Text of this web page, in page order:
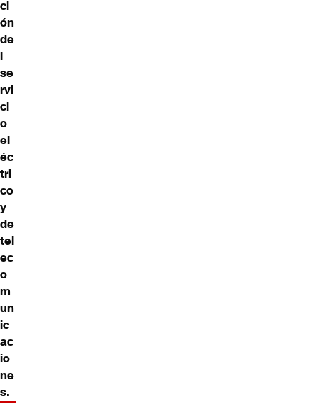
ci
ón
de
l
se
rvi
ci
o
el
éc
tri
co
y
de
tel
ec
o
m
un
ic
ac
io
ne
s.